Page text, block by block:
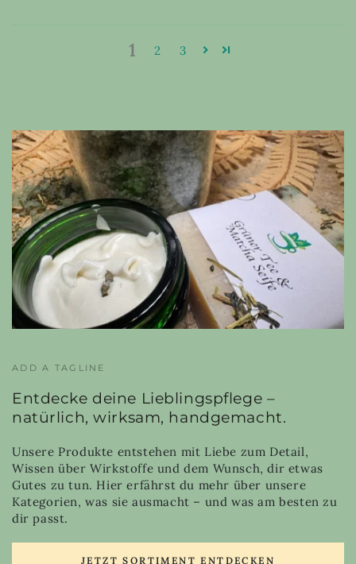
1 2 3
ADD A TAGLINE
Entdecke deine Lieblingspflege –
natürlich, wirksam, handgemacht.
Unsere Produkte entstehen mit Liebe zum Detail,
Wissen über Wirkstoffe und dem Wunsch, dir etwas
Gutes zu tun. Hier erfährst du mehr über unsere
Kategorien, was sie ausmacht – und was am besten zu
dir passt.
JETZT SORTIMENT ENTDECKEN